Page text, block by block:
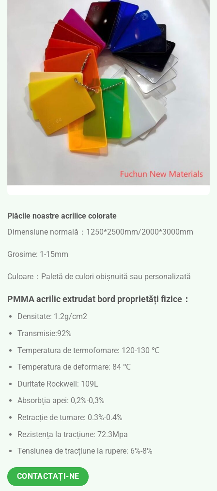
Plăcile noastre acrilice colorate
Dimensiune normală： 1250*2500mm/2000*3000mm
Grosime: 1-15mm
Culoare： Paletă de culori obișnuită sau personalizată
PMMA acrilic extrudat bord proprietăți fizice：
Densitate: 1.2g/cm2
Transmisie:92%
Temperatura de termofomare: 120-130 ℃
Temperatura de deformare: 84 ℃
Duritate Rockwell: 109L
Absorbția apei: 0,2%-0,3%
Retracție de turnare: 0.3%-0.4%
Rezistența la tracțiune: 72.3Mpa
Tensiunea de tracțiune la rupere: 6%-8%
CONTACTAȚI-NE